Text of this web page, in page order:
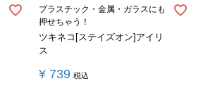
プラスチック・金属・ガラスにも
押せちゃう！
ツキネコ[ステイズオン]アイリ
ス
¥ 739 税込